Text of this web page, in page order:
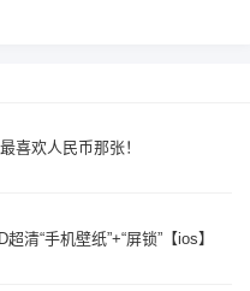
喜欢人民币那张！
清“手机壁纸”+“屏锁”【ios】